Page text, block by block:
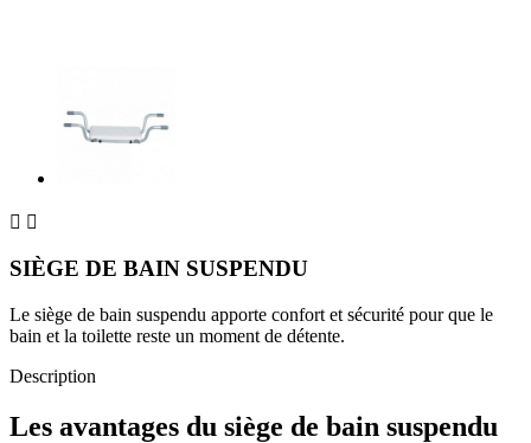
 
SIÈGE DE BAIN SUSPENDU
Le siège de bain suspendu apporte confort et sécurité pour que le
bain et la toilette reste un moment de détente.
Description
Les avantages du siège de bain suspendu